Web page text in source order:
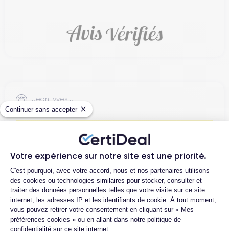
Continuer sans accepter
Votre expérience sur notre site est une priorité.
Plateforme de Gestion du
C'est pourquoi, avec votre accord, nous et nos partenaires utilisons
des cookies ou technologies similaires pour stocker, consulter et
traiter des données personnelles telles que votre visite sur ce site
internet, les adresses IP et les identifiants de cookie. À tout moment,
vous pouvez retirer votre consentement en cliquant sur « Mes
préférences cookies » ou en allant dans notre politique de
confidentialité sur ce site internet.
Jean-yves J.
26/07/26
neuf comme la batterie. Je suis très content de mon achat et
...
Henri D.
Bonne expérience